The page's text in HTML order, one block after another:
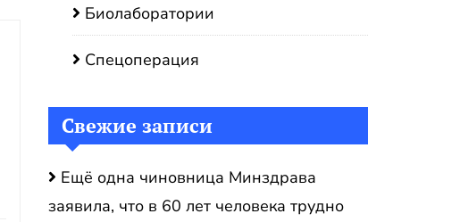
Биолаборатории
Спецоперация
Свежие записи
Ещё одна чиновница Минздрава
заявила, что в 60 лет человека трудно